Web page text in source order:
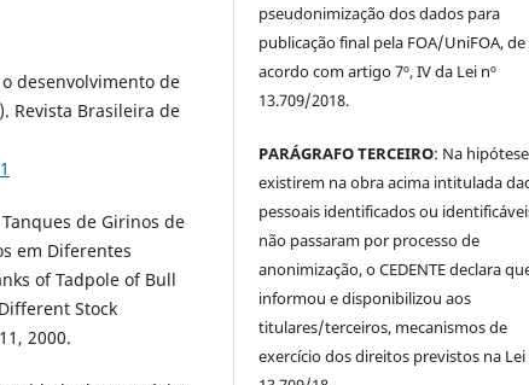
desenvolvimento de
Revista Brasileira de
Tanques de Girinos de
em Diferentes
of Tadpole of Bull
Stock
2000.
pseudonimização dos dados para
publicação final pela FOA/UniFOA, de
acordo com artigo 7º, IV da Lei nº
13.709/2018.
PARÁGRAFO TERCEIRO: Na
existirem na obra acima intitulada
pessoais identificados ou
não passaram por processo de
anonimização, o CEDENTE declara
informou e disponibilizou aos
titulares/terceiros, mecanismos de
exercício dos direitos previstos na Lei